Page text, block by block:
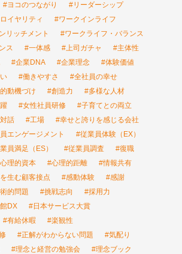
#ヨコのつながり
#リーダーシップ
イヤリティ
#ワークインライフ
リッチメント
#ワークライフ・バランス
ス
#一体感 #上司ガチャ
#主体性
#企業DNA #企業理念
#体験価値
#働きやすさ
#全社員の幸せ
動機づけ #創造力
#多様な人材
#女性社員研修
#子育てとの両立
話 #工場
#幸せと誇りを感じる会社
エンゲージメント
#従業員体験（EX）
員満足（ES） #従業員調査
#復職
理的資本 #心理的距離
#情報共有
生む顧客接点 #感動体験
#感謝
的問題 #挑戦志向
#採用力
DX
#日本サービス大賞
#有給休暇
#楽観性
#正解がわからない問題
#気配り
#理念と経営の勉強会
#理念ブック